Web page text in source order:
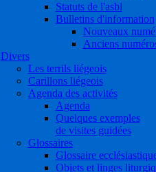
Statuts de l'asbl
Bulletins d'information
Nouveaux
Anciens
Divers
Les terrils liégeois
Carillons liégeois
Agenda des activités
Agenda
Quelques exemples
de visites guidées
Glossaires
Glossaire
Objets et linges